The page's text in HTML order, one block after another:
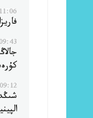
11:06, 08 تامىز 2026
09:43, 08 تامىز
09:12, 08 تامىز 2026